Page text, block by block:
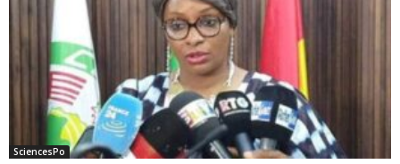
SciencesPo